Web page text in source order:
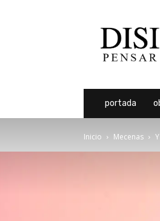
portada
Inicio Mecenas